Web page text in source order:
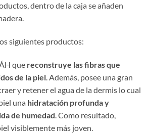
dentro de la caja se añaden
siguientes productos:
que reconstruye las fibras que
de la piel. Además, posee una gran
y retener el agua de la dermis lo cual
una hidratación profunda y
de humedad . Como resultado,
visiblemente más joven.